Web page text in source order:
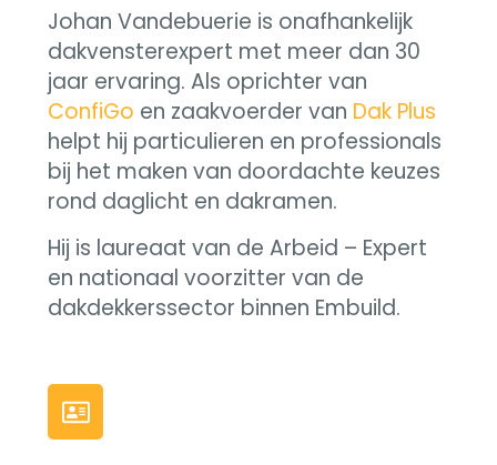
Johan Vandebuerie is onafhankelijk
dakvensterexpert met meer dan 30
jaar ervaring. Als oprichter van
ConfiGo en zaakvoerder van Dak Plus
helpt hij particulieren en professionals
bij het maken van doordachte keuzes
rond daglicht en dakramen.
Hij is laureaat van de Arbeid – Expert
en nationaal voorzitter van de
dakdekkerssector binnen Embuild.